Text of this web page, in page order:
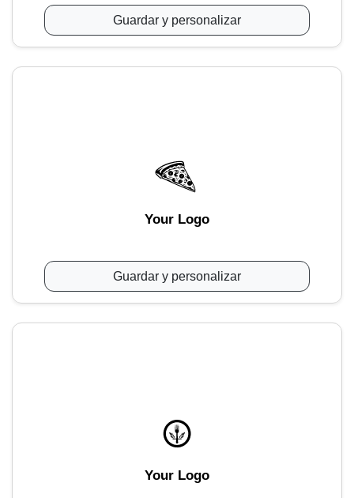
Guardar y personalizar
Your Logo
Guardar y personalizar
Your Logo